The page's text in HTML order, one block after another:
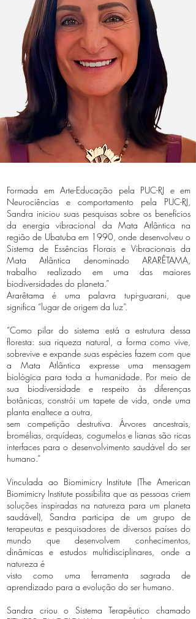
Formada em Arte-Educação pela PUC-RJ e em
Neurociências e comportamento pela PUC-RJ,
Sandra iniciou suas pesquisas sobre os benefícios
da energia vibracional da Mata Atlântica na
região de Ubatuba em 1990, onde desenvolveu o
Sistema de Essências Florais e Vibracionais da
Mata Atlântica denominado ARARÊTAMA,
trabalho realizado em uma das maiores
biodiversidades do planeta.”
Ararêtama é uma palavra tupi-guarani, que
significa “lugar de origem da luz”.
“Como pilar do sistema está a estrutura dessa
floresta: sua riqueza natural, a forma como vive,
sobrevive e expande suas espécies fazem com que
a Mata Atlântica expresse uma mensagem
biológica para toda a humanidade. Por meio de
sua biodiversidade e respeito às diferenças
botânicas, constrói um tapete de vida, onde uma
planta enaltece a outra,
sem competição destrutiva. Árvores ancestrais,
bromélias, orquídeas, cogumelos e lianas são ricas
interfaces para o desenvolvimento saudável do ser
humano.”
Vinculada ao Biomimicry Institute (The American
Biomimicry Institute possibilita que as pessoas criem
soluções inspiradas na natureza para um planeta
saudável), Sandra participa de um grupo de
terapeutas e pesquisadores de diversos países do
mundo que desenvolvem conhecimentos,
dinâmicas e estudos multidisciplinares, onde a
natureza é
visto como uma ferramenta sagrada de
aprendizado para a evolução do ser humano.
Sandra criou o Sistema Terapêutico chamado